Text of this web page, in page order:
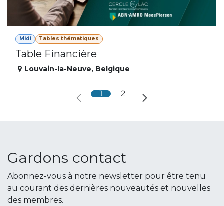
Midi Tables thématiques
Table Financière
Louvain-la-Neuve, Belgique
1 2
Gardons contact
Abonnez-vous à notre newsletter pour être tenu
au courant des dernières nouveautés et nouvelles
des membres.